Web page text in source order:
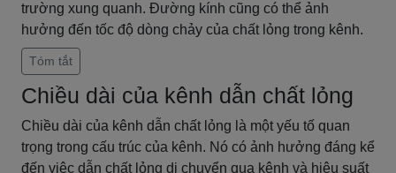
trường xung quanh. Đường kính cũng có thể ảnh
hưởng đến tốc độ dòng chảy của chất lỏng trong kênh.
Tóm tắt
Chiều dài của kênh dẫn chất lỏng
Chiều dài của kênh dẫn chất lỏng là một yếu tố quan
trọng trong cấu trúc của kênh. Nó có ảnh hưởng đáng kể
đến việc dẫn chất lỏng di chuyển qua kênh và hiệu suất